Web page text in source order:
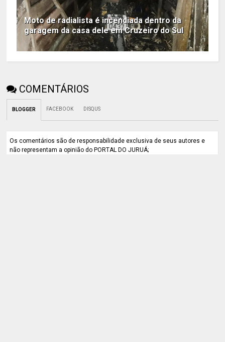
Moto de radialista é incendiada dentro da
garagem da casa dele em Cruzeiro do Sul
COMENTÁRIOS
BLOGGER FACEBOOK DISQUS
Os comentários são de responsabilidade exclusiva de seus autores e
não representam a opinião do PORTAL DO JURUÁ;